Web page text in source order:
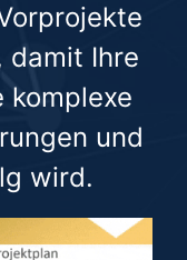
damit Ihre
komplexe
und
wird.